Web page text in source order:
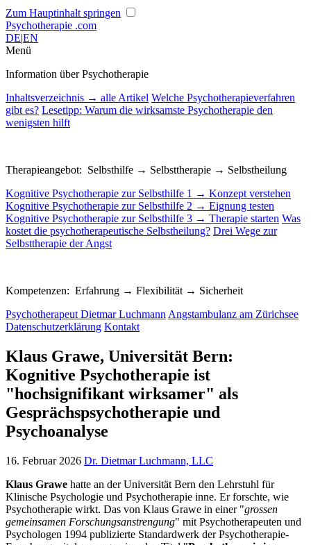
Zum Hauptinhalt springen
Psychotherapie .com
DE|EN
Menü
Information über Psychotherapie
Inhaltsverzeichnis → alle Artikel Welche Psychotherapieverfahren
gibt es? Lesetipp: Warum die wirksamste Psychotherapie den
wenigsten hilft
Therapieangebot: Selbsthilfe → Selbsttherapie → Selbstheilung
Kognitive Psychotherapie zur Selbsthilfe 1 → Konzept verstehen
Kognitive Psychotherapie zur Selbsthilfe 2 → Eignung testen
Kognitive Psychotherapie zur Selbsthilfe 3 → Therapie starten Was
kostet die psychotherapeutische Selbstheilung? Drei Wege zur
Selbsttherapie der Angst
Kompetenzen: Erfahrung → Flexibilität → Sicherheit
Psychotherapeut Dietmar Luchmann Angstambulanz am Zürichsee
Datenschutzerklärung Kontakt
Klaus Grawe, Universität Bern:
Kognitive Psychotherapie ist
"hochsignifikant wirksamer" als
Gesprächspsychotherapie und
Psychoanalyse
16. Februar 2026 Dr. Dietmar Luchmann, LLC
Klaus Grawe hatte an der Universität Bern den Lehrstuhl für
Klinische Psychologie und Psychotherapie inne. Er forschte, wie
Psychotherapie wirkt. Das von Klaus Grawe in einer "grossen
gemeinsamen Forschungsanstrengung" mit Psychotherapeuten und
Psychologen 1994 publizierte Standardwerk der Psychotherapie-